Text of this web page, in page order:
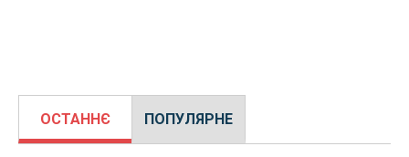
ОСТАННЄ ПОПУЛЯРНЕ